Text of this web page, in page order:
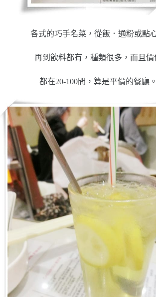
各式的巧手名菜，從飯．通粉或點
再到飲料都有，種類很多，而且價
都在20-100間，算是平價的餐廳。